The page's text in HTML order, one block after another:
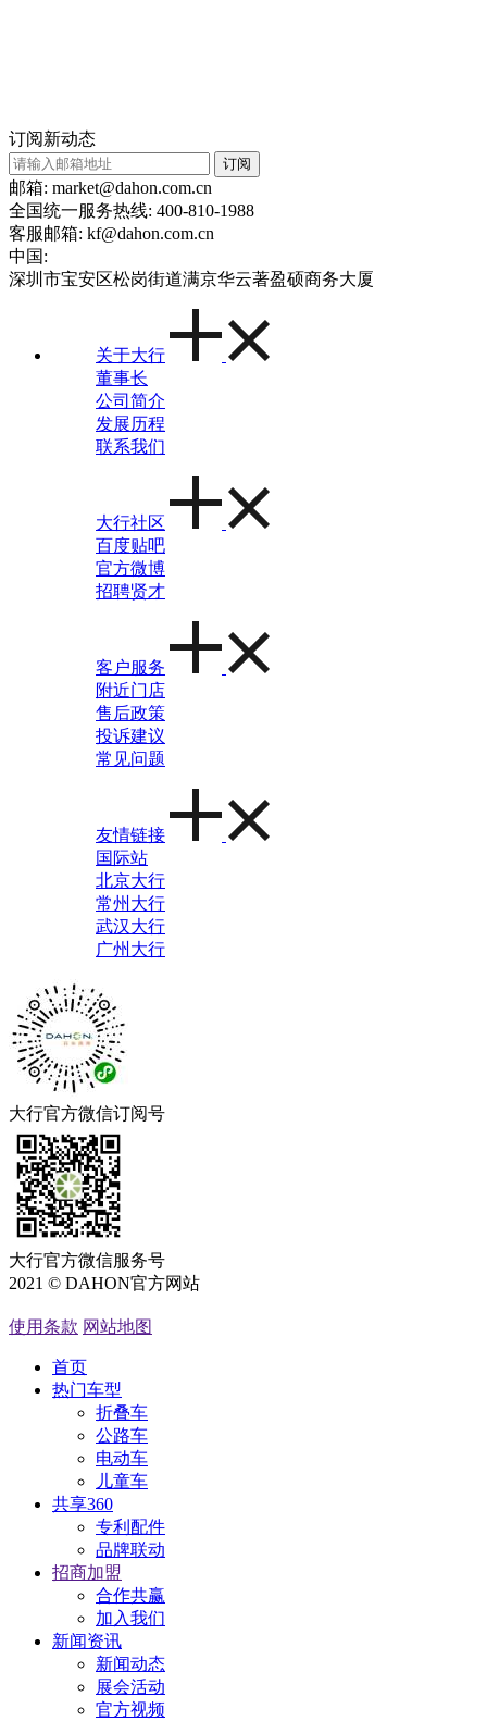
订阅新动态
订阅
邮箱: market@dahon.com.cn
全国统一服务热线: 400-810-1988
客服邮箱: kf@dahon.com.cn
中国:
深圳市宝安区松岗街道满京华云著盈硕商务大厦
关于大行
董事长
公司简介
发展历程
联系我们
大行社区
百度贴吧
官方微博
招聘贤才
客户服务
附近门店
售后政策
投诉建议
常见问题
友情链接
国际站
北京大行
常州大行
武汉大行
广州大行
大行官方微信订阅号
大行官方微信服务号
2021 © DAHON官方网站
使用条款 网站地图
首页
热门车型
折叠车
公路车
电动车
儿童车
共享360
专利配件
品牌联动
招商加盟
合作共赢
加入我们
新闻资讯
新闻动态
展会活动
官方视频